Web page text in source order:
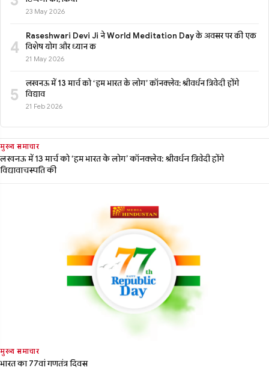
मुख्य समाचार
लखनऊ में 13 मार्च को ‘हम भारत के लोग’ कॉनक्लेव: श्रीवर्धन त्रिवेदी होंगे
विद्यावाचस्पति की
मुख्य समाचार
भारत का 77वां गणतंत्र दिवस
23 May 2026
4
Raseshwari Devi Ji ने World Meditation Day के अवसर पर की एक
विशेष योग और ध्यान क
21 May 2026
5
लखनऊ में 13 मार्च को ‘हम भारत के लोग’ कॉनक्लेव: श्रीवर्धन त्रिवेदी होंगे
विद्याव
21 Feb 2026